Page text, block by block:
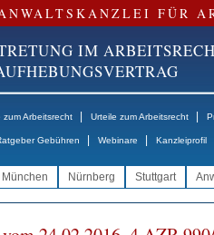
FÜR
IM
zum Arbeitsrecht Urteile zum Arbeitsrecht
Gebühren Webinare Kanzleiprofil
München Nürnberg Stuttgart